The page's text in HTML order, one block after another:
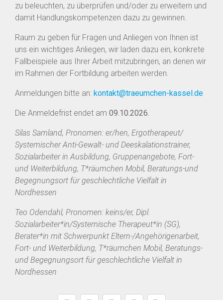
zu beleuchten, zu überprüfen und/oder zu erweitern und
damit Handlungskompetenzen dazu zu gewinnen.
Raum zu geben für Fragen und Anliegen von Ihnen ist
uns ein wichtiges Anliegen, wir laden dazu ein, konkrete
Fallbeispiele aus Ihrer Arbeit mitzubringen, an denen wir
im Rahmen der Fortbildung arbeiten werden.
Anmeldungen bitte an: kontakt@traeumchen-kassel.de
Die Anmeldefrist endet am 09.10.2026.
Silas Samland, Pronomen: er/hen, Ergotherapeut/
Systemischer Anti-Gewalt- und Deeskalationstrainer,
Sozialarbeiter in Ausbildung, Gruppenangebote, Fort-
und Weiterbildung, T*räumchen Mobil, Beratungs-und
Begegnungsort für geschlechtliche Vielfalt in
Nordhessen
Teo Odendahl, Pronomen: keins/er, Dipl.
Sozialarbeiter*in/Systemische Therapeut*in (SG),
Berater*in mit Schwerpunkt Eltern-/Angehörigenarbeit,
Fort- und Weiterbildung, T*räumchen Mobil, Beratungs-
und Begegnungsort für geschlechtliche Vielfalt in
Nordhessen